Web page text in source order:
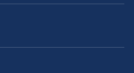
Place – Số 29 Liễu
phố Hà Nội